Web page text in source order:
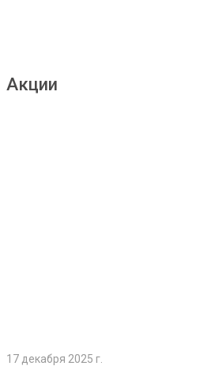
Акции
17 декабря 2025 г.